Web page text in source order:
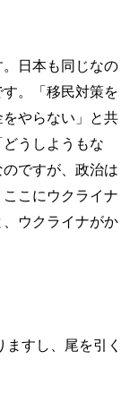
日本も同じなの
。「移民対策を
やらない」と共
うしようもな
ですが、政治は
こにウクライナ
ウクライナがか
すし、尾を引く